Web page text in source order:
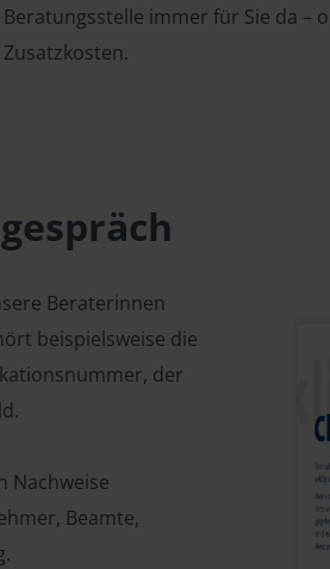
Beratungsstelle immer für Sie da –
Zusatzkosten.
Beraterinnen
beispielsweise die
der
Nachweise
Beamte,